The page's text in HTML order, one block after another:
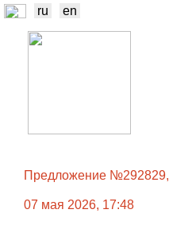
ru en
Предложение №292829,
07 мая 2026, 17:48